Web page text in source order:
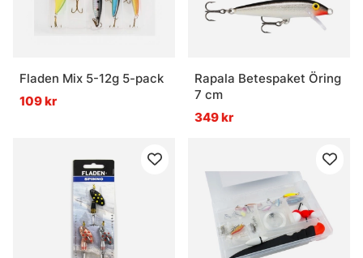
Fladen Mix 5-12g 5-pack
109 kr
Rapala Betespaket Öring
7 cm
349 kr